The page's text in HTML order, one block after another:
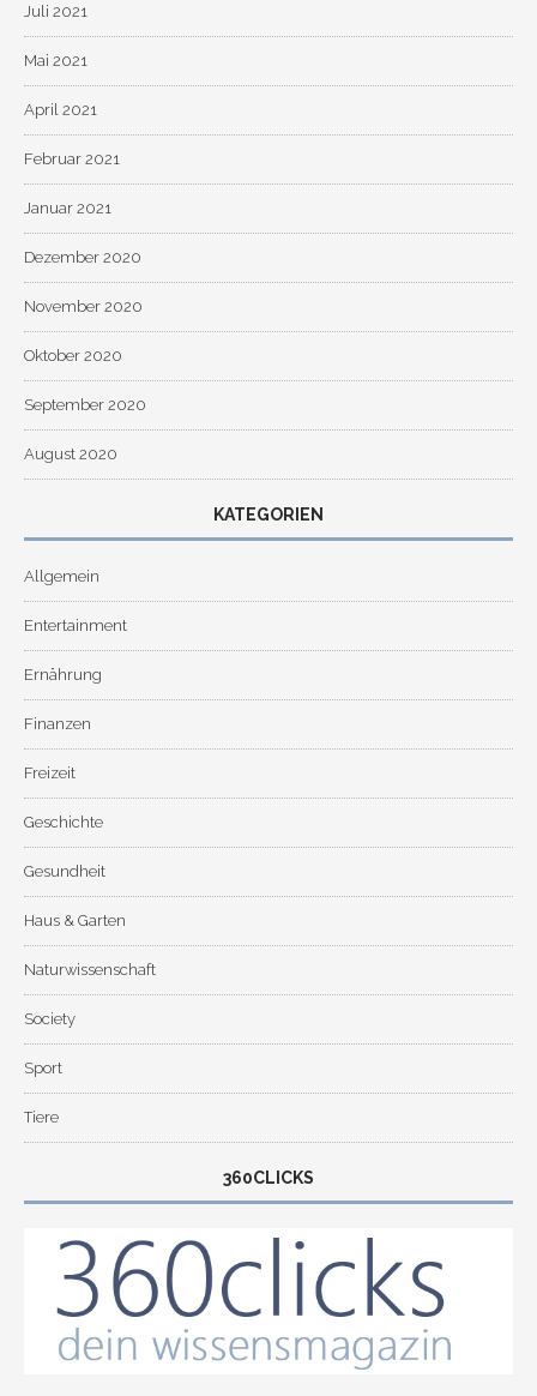
Juli 2021
Mai 2021
April 2021
Februar 2021
Januar 2021
Dezember 2020
November 2020
Oktober 2020
September 2020
August 2020
KATEGORIEN
Allgemein
Entertainment
Ernährung
Finanzen
Freizeit
Geschichte
Gesundheit
Haus & Garten
Naturwissenschaft
Society
Sport
Tiere
360CLICKS